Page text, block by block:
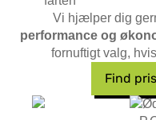
Vi hjælper dig
performance og
fornuftigt valg,
Find